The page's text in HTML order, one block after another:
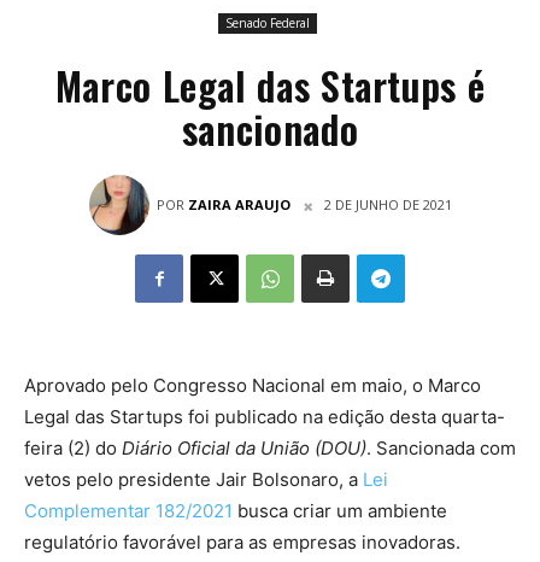
Senado Federal
Marco Legal das Startups é
sancionado
POR ZAIRA ARAUJO 2 DE JUNHO DE 2021
Aprovado pelo Congresso Nacional em maio, o Marco
Legal das Startups foi publicado na edição desta quarta-
feira (2) do Diário Oficial da União (DOU). Sancionada com
vetos pelo presidente Jair Bolsonaro, a Lei
Complementar 182/2021 busca criar um ambiente
regulatório favorável para as empresas inovadoras.